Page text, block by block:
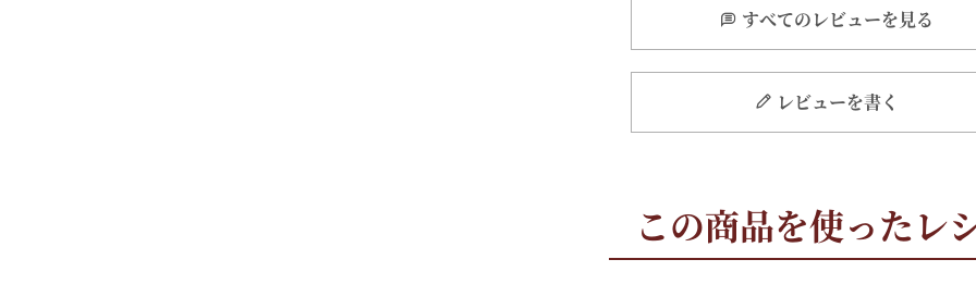
すべてのレビューを見る
レビューを書く